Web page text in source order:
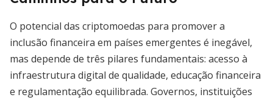
O potencial das criptomoedas para promover a
inclusão financeira em países emergentes é inegável,
mas depende de três pilares fundamentais: acesso à
infraestrutura digital de qualidade, educação financeira
e regulamentação equilibrada. Governos, instituições